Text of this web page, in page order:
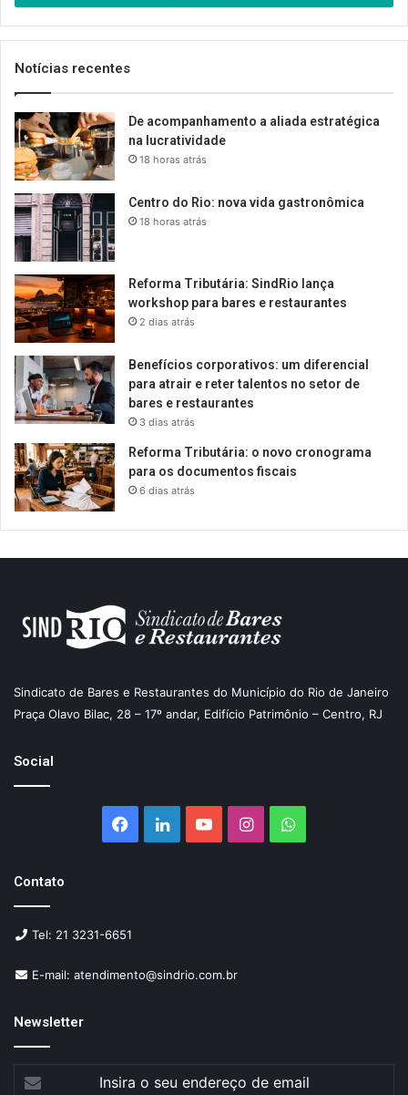
de
email
Notícias recentes
De acompanhamento a aliada estratégica
na lucratividade
18 horas atrás
Centro do Rio: nova vida gastronômica
18 horas atrás
Reforma Tributária: SindRio lança
workshop para bares e restaurantes
2 dias atrás
Benefícios corporativos: um diferencial
para atrair e reter talentos no setor de
bares e restaurantes
3 dias atrás
Reforma Tributária: o novo cronograma
para os documentos fiscais
6 dias atrás
Sindicato de Bares e Restaurantes do Município do Rio de Janeiro
Praça Olavo Bilac, 28 – 17º andar, Edifício Patrimônio – Centro, RJ
Social
Facebook
LinkedinYouTubeInstagramWhatsApp
Contato
Tel: 21 3231-6651
E-mail: atendimento@sindrio.com.br
Newsletter